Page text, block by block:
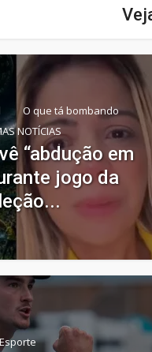
O que tá bombando
NOTÍCIAS
“abdução em
jogo da
Esporte